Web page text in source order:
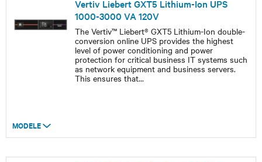
Vertiv Liebert GXT5 Lithium-Ion UPS
1000-3000 VA 120V
The Vertiv™ Liebert® GXT5 Lithium-Ion double-
conversion online UPS provides the highest
level of power conditioning and power
protection for critical business IT systems such
as network equipment and business servers.
This ensures that...
MODELE